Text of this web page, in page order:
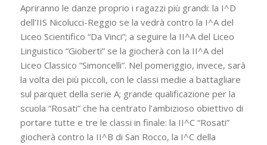
Apriranno le danze proprio i ragazzi più grandi: la I^D
dell’IIS Nicolucci-Reggio se la vedrà contro la I^A del
Liceo Scientifico “Da Vinci”; a seguire la II^A del Liceo
Linguistico “Gioberti” se la giocherà con la II^A del
Liceo Classico “Simoncelli”. Nel pomeriggio, invece, sarà
la volta dei più piccoli, con le classi medie a battagliare
sul parquet della serie A; grande qualificazione per la
scuola “Rosati” che ha centrato l’ambizioso obiettivo di
portare tutte e tre le classi in finale: la II^C “Rosati”
giocherà contro la II^B di San Rocco, la I^C della